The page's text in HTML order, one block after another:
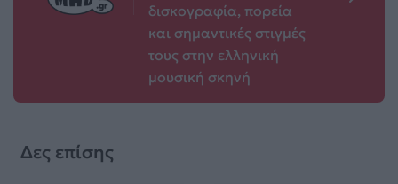
δισκογραφία, πορεία
και σημαντικές στιγμές
τους στην ελληνική
μουσική σκηνή
Δες επίσης